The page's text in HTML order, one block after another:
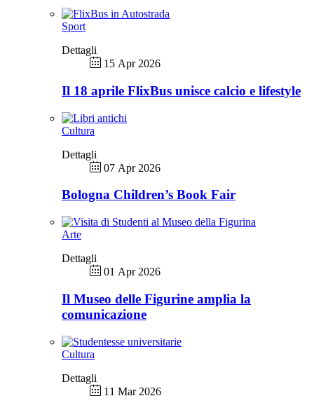
Sport
Dettagli
15 Apr 2026
Il 18 aprile FlixBus unisce calcio e lifestyle
Cultura
Dettagli
07 Apr 2026
Bologna Children’s Book Fair
Arte
Dettagli
01 Apr 2026
Il Museo delle Figurine amplia la
comunicazione
Cultura
Dettagli
11 Mar 2026